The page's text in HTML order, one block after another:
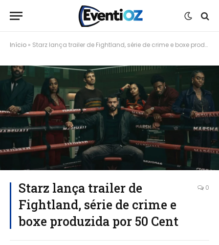
Início » Starz lança trailer de Fightland, série de crime e boxe produzida por 50 Cent
Starz lança trailer de
Fightland, série de crime e
boxe produzida por 50 Cent
0